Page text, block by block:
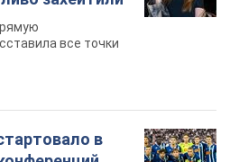
все точки
в